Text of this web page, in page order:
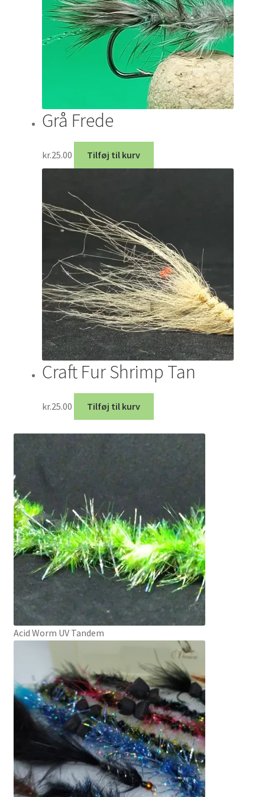
Grå Frede
kr.25.00 Tilføj til kurv
Craft Fur Shrimp Tan
kr.25.00 Tilføj til kurv
Acid Worm UV Tandem